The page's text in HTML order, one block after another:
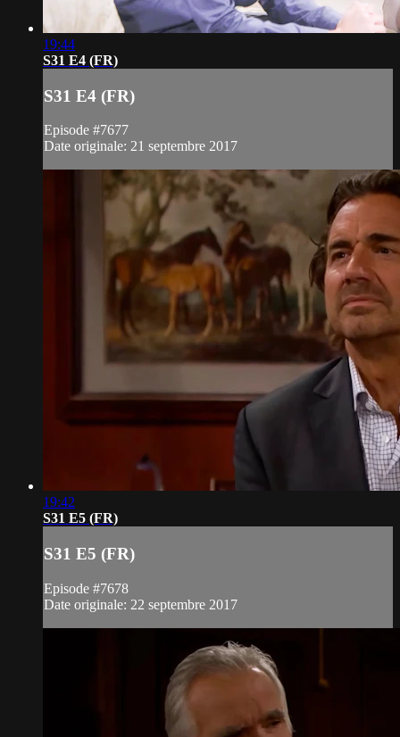
19:44
S31 E4 (FR)
S31 E4 (FR)
Episode #7677
Date originale: 21 septembre 2017
19:42
S31 E5 (FR)
S31 E5 (FR)
Episode #7678
Date originale: 22 septembre 2017